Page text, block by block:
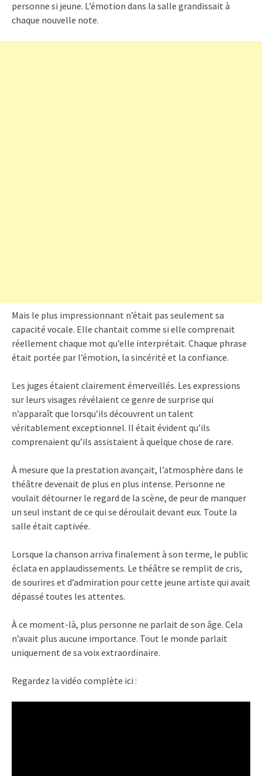
personne si jeune. L’émotion dans la salle grandissait à
chaque nouvelle note.
Mais le plus impressionnant n’était pas seulement sa
capacité vocale. Elle chantait comme si elle comprenait
réellement chaque mot qu’elle interprétait. Chaque phrase
était portée par l’émotion, la sincérité et la confiance.
Les juges étaient clairement émerveillés. Les expressions
sur leurs visages révélaient ce genre de surprise qui
n’apparaît que lorsqu’ils découvrent un talent
véritablement exceptionnel. Il était évident qu’ils
comprenaient qu’ils assistaient à quelque chose de rare.
À mesure que la prestation avançait, l’atmosphère dans le
théâtre devenait de plus en plus intense. Personne ne
voulait détourner le regard de la scène, de peur de manquer
un seul instant de ce qui se déroulait devant eux. Toute la
salle était captivée.
Lorsque la chanson arriva finalement à son terme, le public
éclata en applaudissements. Le théâtre se remplit de cris,
de sourires et d’admiration pour cette jeune artiste qui avait
dépassé toutes les attentes.
À ce moment-là, plus personne ne parlait de son âge. Cela
n’avait plus aucune importance. Tout le monde parlait
uniquement de sa voix extraordinaire.
Regardez la vidéo complète ici :